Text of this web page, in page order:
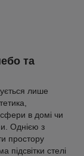
та
лише
в домі чи
Однією з
простору
підсвітки стелі